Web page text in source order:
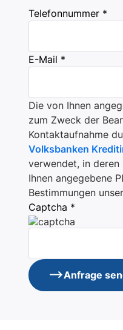
Telefonnummer *
E-Mail *
Die von Ihnen
zum Zweck der
Kontaktaufnahme
Volksbanken
verwendet, in
Ihnen angegebene
Bestimmungen
Captcha *
Anfrage